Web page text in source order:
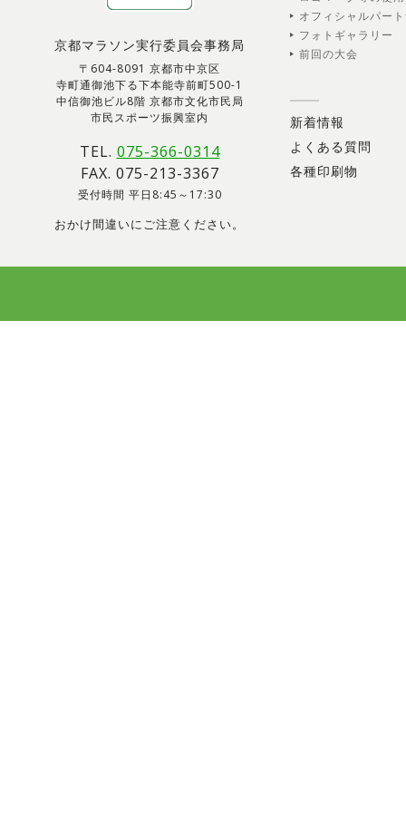
京都マラソン実行委員会事務局
〒604-8091 京都市中京区
寺町通御池下る下本能寺前町500-1
中信御池ビル8階 京都市文化市民局
市民スポーツ振興室内
TEL. 075-366-0314
FAX. 075-213-3367
受付時間 平日8:45～17:30
おかけ間違いにご注意ください。
オフィシャルパー
フォトギャラリー
前回の大会
新着情報
よくある質問
各種印刷物